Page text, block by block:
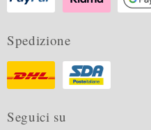
Spedizione
Seguici su